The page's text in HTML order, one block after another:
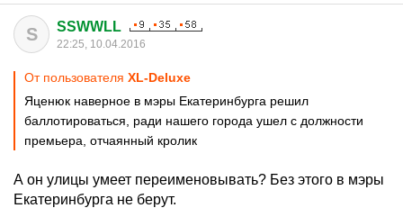
S SSWWLL
22:25, 10.04.2016
От пользователя XL-Deluxe
Яценюк наверное в мэры Екатеринбурга решил
баллотироваться, ради нашего города ушел с должности
премьера, отчаянный кролик
А он улицы умеет переименовывать? Без этого в мэры
Екатеринбурга не берут.